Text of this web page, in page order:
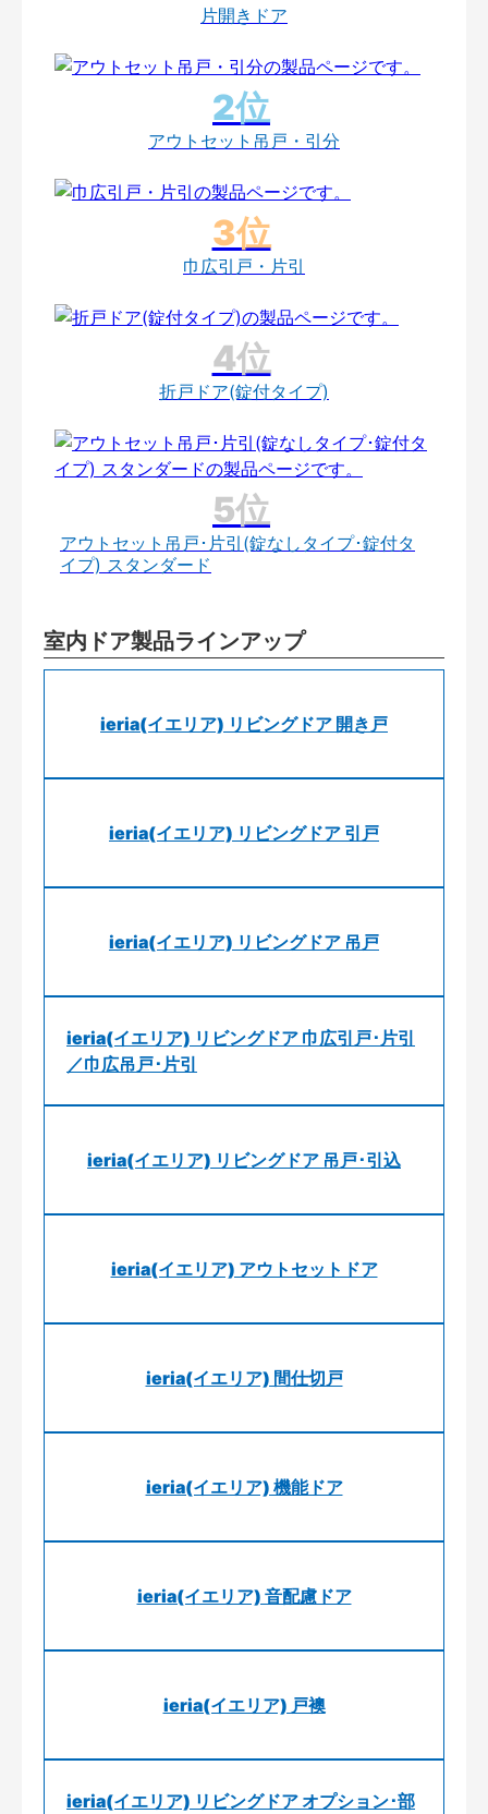
片開きドア
アウトセット吊戸・引分
巾広引戸・片引
折戸ドア(錠付タイプ)
アウトセット吊戸･片引(錠なしタイプ･錠付タ
イプ) スタンダード
室内ドア製品ラインアップ
ieria(イエリア) リビングドア 開き戸
ieria(イエリア) リビングドア 引戸
ieria(イエリア) リビングドア 吊戸
ieria(イエリア) リビングドア 巾広引戸･片引
／巾広吊戸･片引
ieria(イエリア) リビングドア 吊戸･引込
ieria(イエリア) アウトセットドア
ieria(イエリア) 間仕切戸
ieria(イエリア) 機能ドア
ieria(イエリア) 音配慮ドア
ieria(イエリア) 戸襖
ieria(イエリア) リビングドア オプション･部